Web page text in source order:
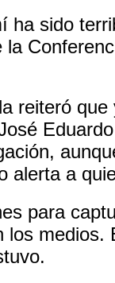
ha sido
reiteró
alerta a
para
los medios.